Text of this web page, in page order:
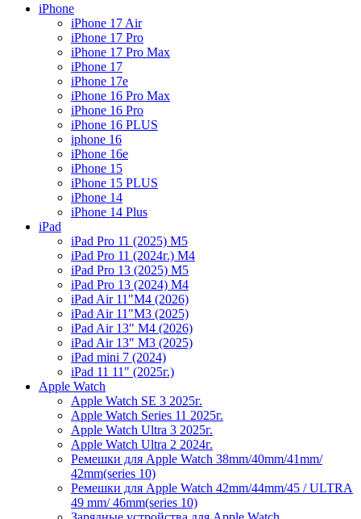
iPhone
iPhone 17 Air
iPhone 17 Pro
iPhone 17 Pro Max
iPhone 17
iPhone 17e
iPhone 16 Pro Max
iPhone 16 Pro
iPhone 16 PLUS
iphone 16
iPhone 16e
iPhone 15
iPhone 15 PLUS
iPhone 14
iPhone 14 Plus
iPad
iPad Pro 11 (2025) M5
iPad Pro 11 (2024г.) M4
iPad Pro 13 (2025) M5
iPad Pro 13 (2024) M4
iPad Air 11"M4 (2026)
iPad Air 11"M3 (2025)
iPad Air 13" M4 (2026)
iPad Air 13" M3 (2025)
iPad mini 7 (2024)
iPad 11 11" (2025г.)
Apple Watch
Apple Watch SE 3 2025г.
Apple Watch Series 11 2025г.
Apple Watch Ultra 3 2025г.
Apple Watch Ultra 2 2024г.
Ремешки для Apple Watch 38mm/40mm/41mm/
42mm(series 10)
Ремешки для Apple Watch 42mm/44mm/45 / ULTRA
49 mm/ 46mm(series 10)